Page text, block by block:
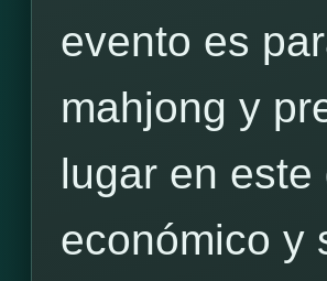
evento es
mahjong y
lugar en
económico y